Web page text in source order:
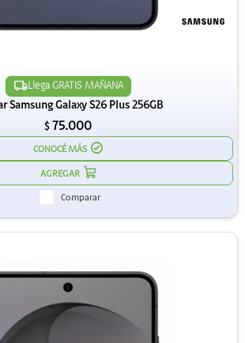
Llega GRATIS MAÑANA
Samsung Galaxy S26 Plus 256GB
$ 75.000
CONOCÉ MÁS
Comparar